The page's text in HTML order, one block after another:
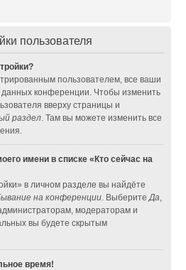
пользователя
пользователем, все ваши
данных конференции. Чтобы изменить
вверху страницы и
раздел. Там вы можете изменить все
имени в списке «Кто сейчас на
в личном разделе вы найдёте
на конференции. ВыберитеДа,
модераторам и
вы будете скрытым
время!